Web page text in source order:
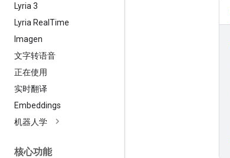
Lyria 3
Lyria Real Time
Imagen
文字转语音
正在使用
实时翻译
Embeddings
机器人学
核心功能